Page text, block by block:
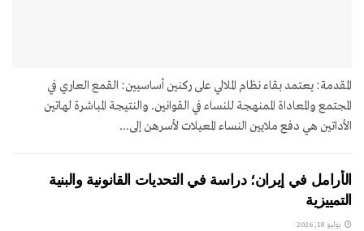
المقدمة: يعتمد بقاء نظام الملالي على ركنين أساسيين: القمع العاري في
المجتمع والمعاداة الممنهجة للنساء في القوانين. والنتيجة المباشرة لهاتين
الأداتين هي دفع ملايين النساء المعيلات لأسرهن إلى...
الأرامل في إيران؛ دراسة في التحديات القانونية والبنية
التمييزية
يوليو 18, 2026